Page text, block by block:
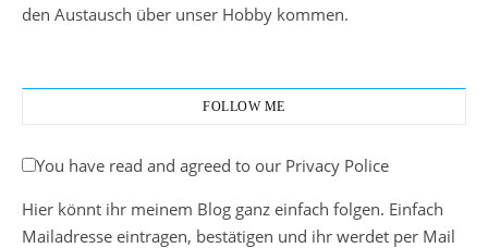
den Austausch über unser Hobby kommen.
FOLLOW ME
You have read and agreed to our Privacy Police
Hier könnt ihr meinem Blog ganz einfach folgen. Einfach
Mailadresse eintragen, bestätigen und ihr werdet per Mail